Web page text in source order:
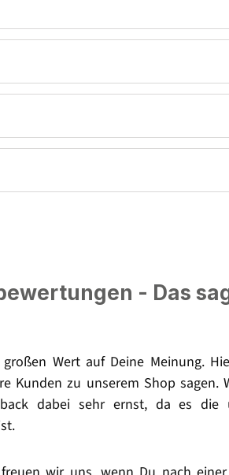
- Das
Wert auf Deine Meinung.
Kunden zu unserem Shop sagen.
dabei sehr ernst, da es die